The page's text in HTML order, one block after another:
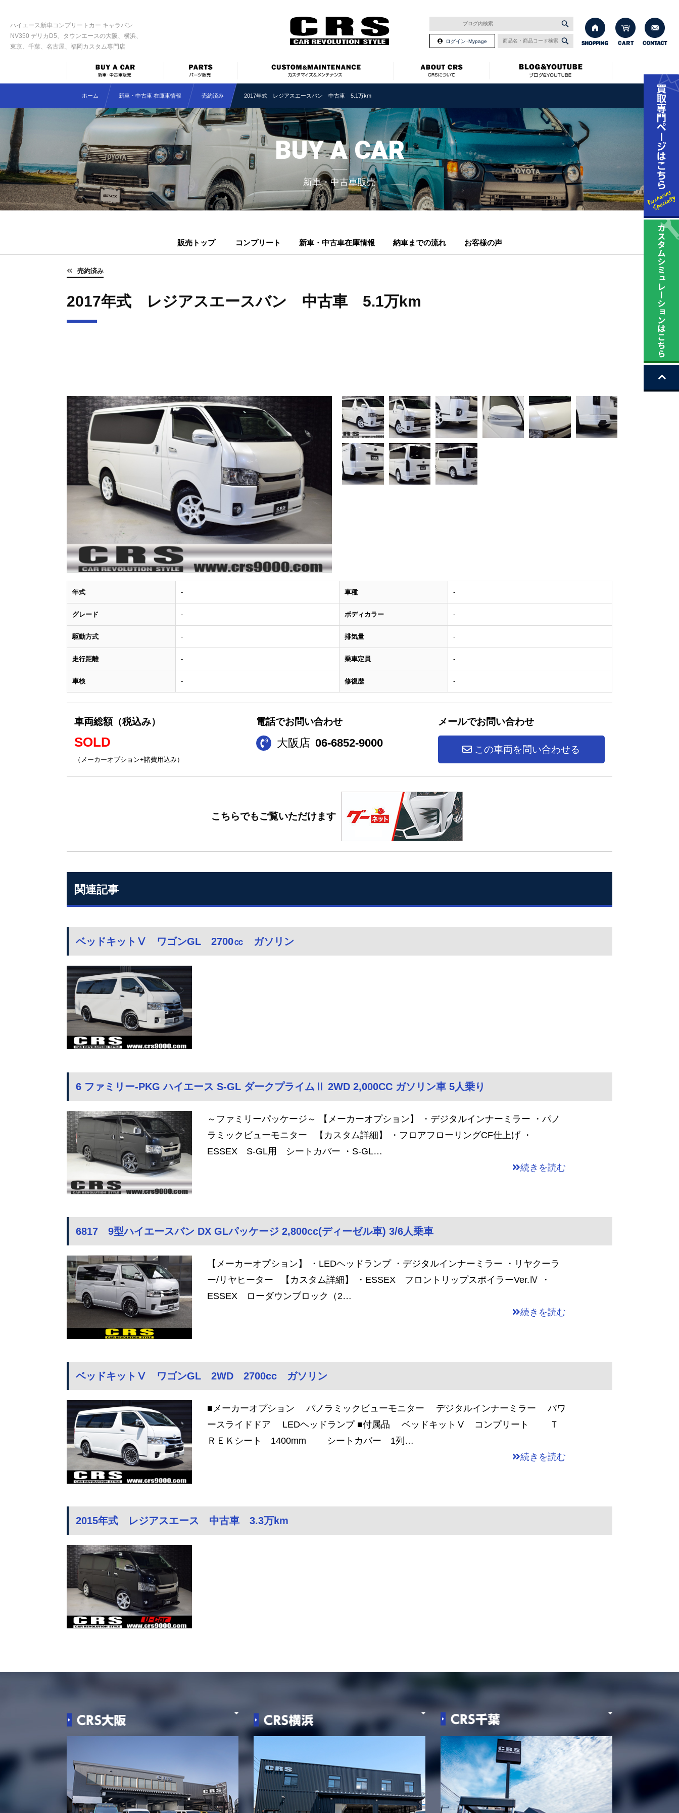
ハイエース新車コンプリートカー キャラバン
NV350 デリカD5、タウンエースの大阪、横浜、
東京、千葉、名古屋、福岡カスタム専門店
ログイン･Mypage
ホーム 新車・中古車 在庫車情報 売約済み 2017年式 レジアスエースバン 中古車 5.1万km
BUY A CAR
新車・中古車販売
販売トップ コンプリート 新車・中古車在庫情報 納車までの流れ お客様の声
売約済み
2017年式 レジアスエースバン 中古車 5.1万km
年式 - 車種 -
グレード - ボディカラー -
駆動方式 - 排気量 -
走行距離 - 乗車定員 -
車検 - 修復歴 -
車両総額（税込み）
SOLD
（メーカーオプション+諸費用込み）
電話でお問い合わせ
大阪店 06-6852-9000
メールでお問い合わせ
この車両を問い合わせる
こちらでもご覧いただけます
関連記事
ベッドキットⅤ ワゴンGL 2700㏄ ガソリン
6 ファミリー-PKG ハイエース S-GL ダークプライムⅡ 2WD 2,000CC ガソリン車 5人乗り
～ファミリーパッケージ～ 【メーカーオプション】 ・デジタルインナーミラー ・パノ
ラミックビューモニター 【カスタム詳細】 ・フロアフローリングCF仕上げ ・
ESSEX S-GL用 シートカバー ・S-GL…
続きを読む
6817 9型ハイエースバン DX GLパッケージ 2,800cc(ディーゼル車) 3/6人乗車
【メーカーオプション】 ・LEDヘッドランプ ・デジタルインナーミラー ・リヤクーラ
ー/リヤヒーター 【カスタム詳細】 ・ESSEX フロントリップスポイラーVer.Ⅳ ・
ESSEX ローダウンブロック（2…
続きを読む
ベッドキットⅤ ワゴンGL 2WD 2700cc ガソリン
■メーカーオプション パノラミックビューモニター デジタルインナーミラー パワ
ースライドドア LEDヘッドランプ ■付属品 ベッドキットⅤ コンプリート Ｔ
ＲＥＫシート 1400mm シートカバー 1列…
続きを読む
2015年式 レジアスエース 中古車 3.3万km